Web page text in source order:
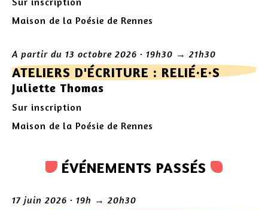
Maison de la Poésie de Rennes
A partir du 13 octobre 2026 · 19h30 → 21h30
ATELIERS D'ÉCRITURE : RELIÉ·E·S
Juliette Thomas
Sur inscription
Maison de la Poésie de Rennes
ÉVÉNEMENTS PASSÉS
17 juin 2026 · 19h → 20h30